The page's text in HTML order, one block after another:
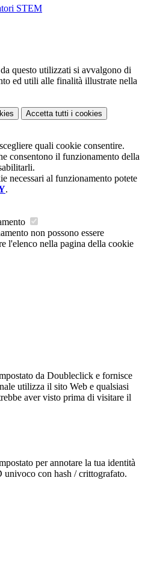
STEM
questo utilizzati si avvalgono di
ed utili alle finalità illustrate nella
Accetta tutti i cookies
quali cookie consentire.
consentono il funzionamento della
necessari al funzionamento potete
.
non possono essere
l'elenco nella pagina della cookie
da Doubleclick e fornisce
utilizza il sito Web e qualsiasi
aver visto prima di visitare il
per annotare la tua identità
univoco con hash / crittografato.